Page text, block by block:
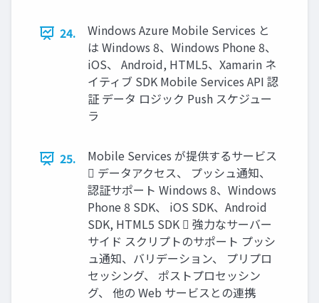
24.
Windows Azure Mobile Services と
は Windows 8、Windows Phone 8、
iOS、 Android, HTML5、Xamarin ネ
イティブ SDK Mobile Services API 認
証 データ ロジック Push スケジュー
ラ
25.
Mobile Services が提供するサービス
 データアクセス、 プッシュ通知、
認証サポート Windows 8、Windows
Phone 8 SDK、 iOS SDK、Android
SDK, HTML5 SDK  強力なサーバー
サイド スクリプトのサポート プッシ
ュ通知、バリデーション、 プリプロ
セッシング、 ポストプロセッシン
グ、 他の Web サービスとの連携